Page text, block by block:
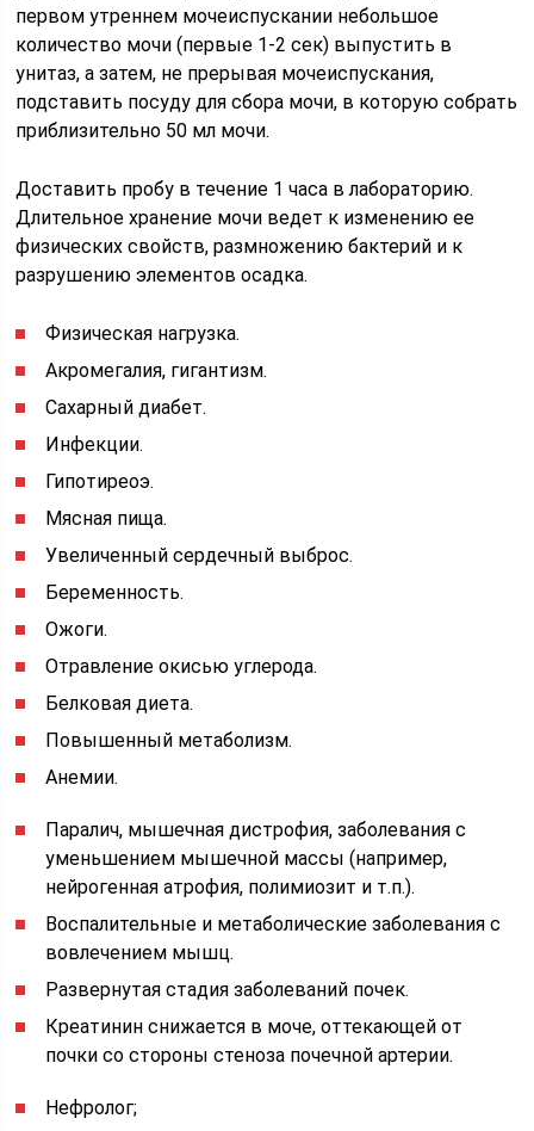
первом утреннем мочеиспус­кании небольшое
количество мочи (первые 1-2 сек) выпустить в
унитаз, а затем, не прерывая мочеиспускания,
подставить посуду для сбора мочи, в которую собрать
приблизительно 50 мл мочи.
Доставить пробу в течение 1 часа в лабораторию.
Дли­тельное хранение мочи ведет к изменению ее
физических свойств, размножению бак­терий и к
разрушению элементов осадка.
Физическая нагрузка.
Акромегалия, гигантизм.
Сахарный диабет.
Инфекции.
Гипотиреоэ.
Мясная пища.
Увеличенный сердечный выброс.
Беременность.
Ожоги.
Отравление окисью углерода.
Белковая дие­та.
Повышенный метаболизм.
Анемии.
Паралич, мышечная дистрофия, заболевания с
уменьшением мышечной массы (например,
нейрогенная атрофия, полимиозит и т.п.).
Воспалительные и метаболические заболевания с
вовлечением мышц.
Развернутая стадия заболеваний почек.
Креатинин снижается в моче, оттекающей от
почки со стороны стеноза почечной ар­терии.
Нефролог;